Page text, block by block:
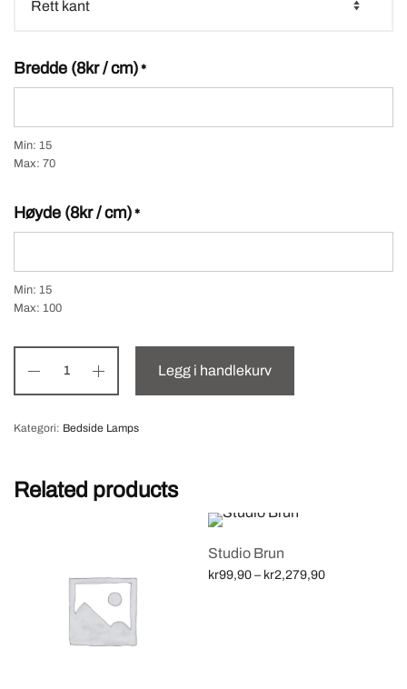
Bredde (8kr / cm)*
Min: 15
Max: 70
Høyde (8kr / cm)*
Min: 15
Max: 100
Legg i handlekurv
Kategori: Bedside Lamps
Related products
Studio Brun
kr99,90 – kr2,279,90Price